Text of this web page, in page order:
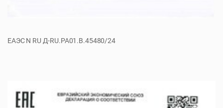
ЕАЭС N RU Д-RU.РА01.В.45480/24